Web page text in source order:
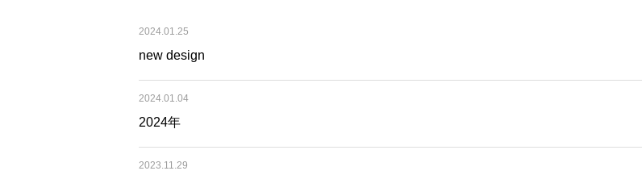
2024.01.25
new design
2024.01.04
2024年
2023.11.29